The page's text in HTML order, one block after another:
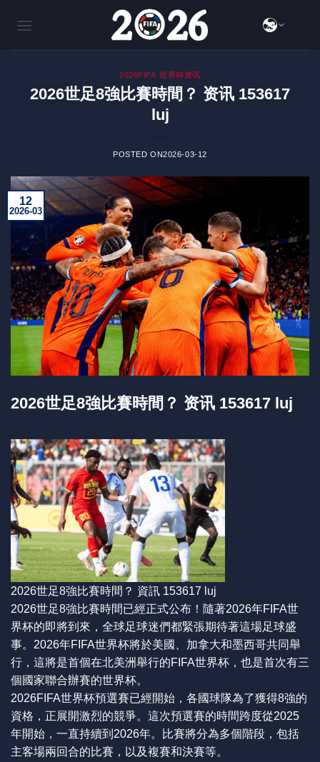
2026FIFA 世界杯资讯
2026世足8強比賽時間？ 资讯 153617
luj
POSTED ON2026-03-12
12
2026-03
2026世足8強比賽時間？ 资讯 153617 luj
2026世足8強比賽時間？ 資訊 153617 luj
2026世足8強比賽時間已經正式公布！隨著2026年FIFA世
界杯的即將到來，全球足球迷們都緊張期待著這場足球盛
事。2026年FIFA世界杯將於美國、加拿大和墨西哥共同舉
行，這將是首個在北美洲舉行的FIFA世界杯，也是首次有三
個國家聯合辦賽的世界杯。
2026FIFA世界杯預選賽已經開始，各國球隊為了獲得8強的
資格，正展開激烈的競爭。這次預選賽的時間跨度從2025
年開始，一直持續到2026年。比賽將分為多個階段，包括
主客場兩回合的比賽，以及複賽和決賽等。